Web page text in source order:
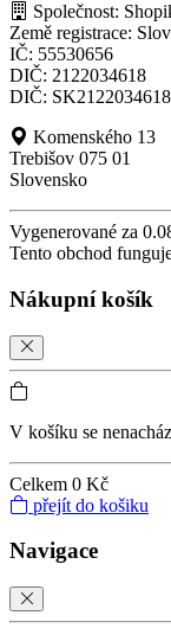
Společnost:
Země registrace:
IČ: 55530656
DIČ: 2122034618
DIČ: SK2122034618
Komenského 13
Trebišov 075 01
Slovensko
Vygenerované za
Tento obchod
Nákupní košík
V košíku se
Celkem 0 Kč
přejít do košiku
Navigace